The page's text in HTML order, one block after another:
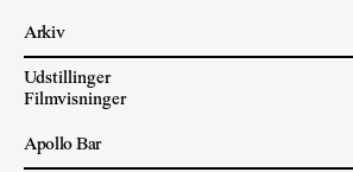
Arkiv
Udstillinger
Filmvisninger
Apollo Bar